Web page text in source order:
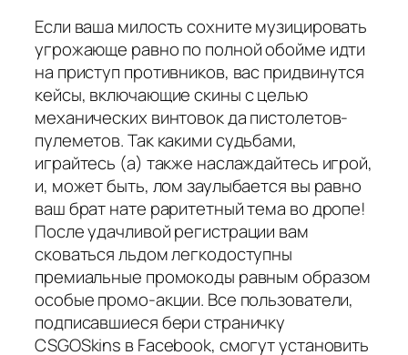
Если ваша милость сохните музицировать
угрожающе равно по полной обойме идти
на приступ противников, вас придвинутся
кейсы, включающие скины с целью
механических винтовок да пистолетов-
пулеметов. Так какими судьбами,
играйтесь (а) также наслаждайтесь игрой,
и, может быть, лом заулыбается вы равно
ваш брат нате раритетный тема во дропе!
После удачливой регистрации вам
сковаться льдом легкодоступны
премиальные промокоды равным образом
особые промо-акции. Все пользователи,
подписавшиеся бери страничку
CSGOSkins в Facebook, смогут установить